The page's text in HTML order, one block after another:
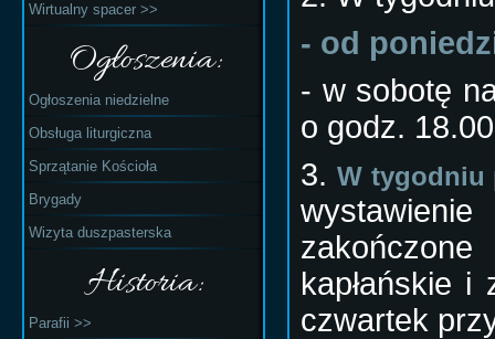
Wirtualny spacer >>
Ogłoszenia:
Ogłoszenia niedzielne
Obsługa liturgiczna
Sprzątanie Kościoła
Brygady
Wizyta duszpasterska
Historia:
Parafii >>
- od
- w sobotę
o godz.
3. W tygodniu
kapłańskie
czwartek